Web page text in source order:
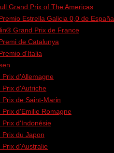
Grand Prix of The Americas
Estrella Galicia 0,0 de España
Grand Prix de France
de Catalunya
d'Italia
Prix d'Allemagne
Prix d'Autriche
Prix de Saint-Marin
Prix d'Emilie Romagne
Prix d'Indonésie
Prix du Japon
Prix d'Australie